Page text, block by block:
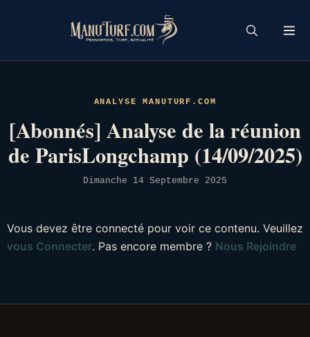
ANALYSE MANUTURF.COM
[Abonnés] Analyse de la réunion
de ParisLongchamp (14/09/2025)
Dimanche 14 Septembre 2025
Vous devez être connecté pour voir ce contenu. Veuillez
vous Connecter. Pas encore membre ? Nous Rejoindre